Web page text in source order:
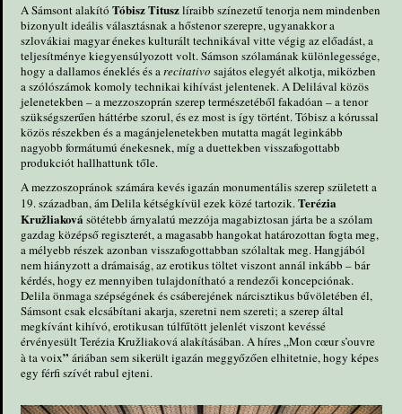
A Sámsont alakító Tóbisz Tituszlíraibb színezetű tenorja nem mindenben
bizonyult ideális választásnak a hőstenor szerepre, ugyanakkor a
szlovákiai magyar énekes kulturált technikával vitte végig az előadást, a
teljesítménye kiegyensúlyozott volt. Sámson szólamának különlegessége,
hogy a dallamos éneklés és arecitativo sajátos elegyét alkotja, miközben
a szólószámok komoly technikai kihívást jelentenek. A Delilával közös
jelenetekben – a mezzoszoprán szerep természetéből fakadóan – a tenor
szükségszerűen háttérbe szorul, és ez most is így történt. Tóbisz a kórussal
közös részekben és a magánjelenetekben mutatta magát leginkább
nagyobb formátumú énekesnek, míg a duettekben visszafogottabb
produkciót hallhattunk tőle.
A mezzoszopránok számára kevés igazán monumentális szerep született a
19. században, ám Delila kétségkívül ezek közé tartozik.Terézia
Kružliaková sötétebb árnyalatú mezzója magabiztosan járta be a szólam
gazdag középső regiszterét, a magasabb hangokat határozottan fogta meg,
a mélyebb részek azonban visszafogottabban szólaltak meg. Hangjából
nem hiányzott a drámaiság, az erotikus töltet viszont annál inkább – bár
kérdés, hogy ez mennyiben tulajdonítható a rendezői koncepciónak.
Delila önmaga szépségének és csáberejének nárcisztikus bűvöletében él,
Sámsont csak elcsábítani akarja, szeretni nem szereti; a szerep által
megkívánt kihívó, erotikusan túlfűtött jelenlét viszont kevéssé
érvényesült Terézia Kružliaková alakításában. A híres „Mon cœur s’ouvre
à ta voix” áriában sem sikerült igazán meggyőzően elhitetnie, hogy képes
egy férfi szívét rabul ejteni.